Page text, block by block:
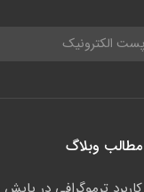
مطالب وبلاگ